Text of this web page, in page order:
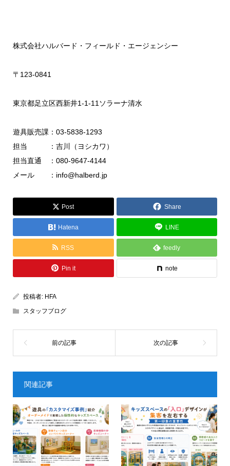
株式会社ハルバード・フィールド・エージェンシー
〒123-0841
東京都足立区西新井1-1-11ソラーナ清水
遊具販売課：03-5838-1293
担当 ：吉川（ヨシカワ）
担当直通 ：080-9647-4144
メール ：info@halberd.jp
Post Share
Hatena LINE
RSS feedly
Pin it note
投稿者: HFA
スタッフブログ
関連記事